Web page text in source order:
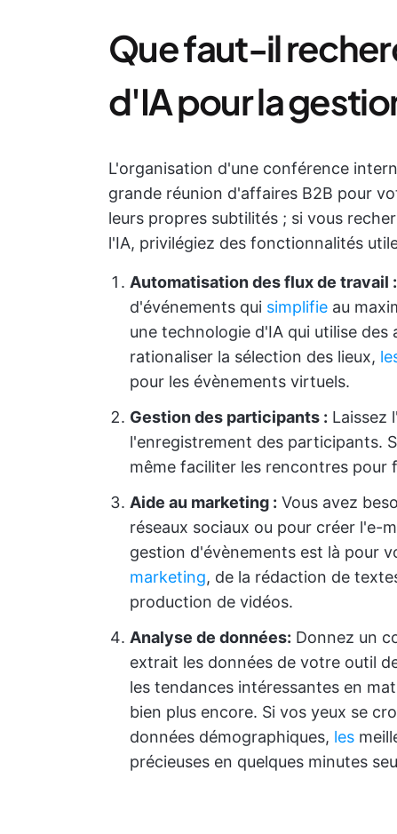
Que faut-il
d'IA pour la
L'organisation d'une conférence
grande réunion d'affaires B2B pour
leurs propres subtilités ; si vous
l'IA, privilégiez des fonctionnalités
Automatisation des flux de travail :
d'événements qui simplifie au
une technologie d'IA qui utilise
rationaliser la sélection des lieux,
pour les évènements virtuels.
Gestion des participants : Laissez
l'enregistrement des participants.
même faciliter les rencontres pour
Aide au marketing : Vous avez
réseaux sociaux ou pour créer l'e-
gestion d'évènements est là pour
marketing, de la rédaction de
production de vidéos.
Analyse de données: Donnez un
extrait les données de votre outil
les tendances intéressantes en
bien plus encore. Si vos yeux se
données démographiques, les
précieuses en quelques minutes